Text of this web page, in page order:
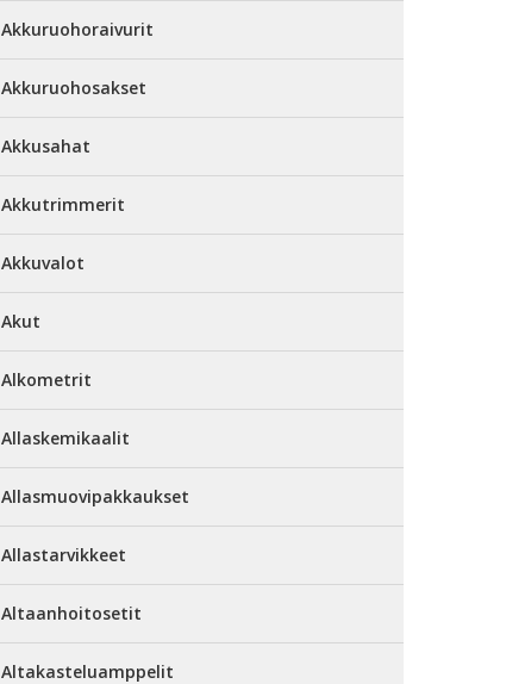
Akkuruohoraivurit
Akkuruohosakset
Akkusahat
Akkutrimmerit
Akkuvalot
Akut
Alkometrit
Allaskemikaalit
Allasmuovipakkaukset
Allastarvikkeet
Altaanhoitosetit
Altakasteluamppelit